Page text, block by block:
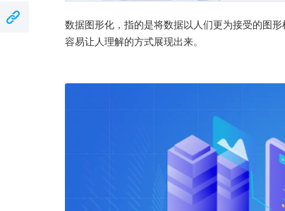
数据图形化，指的是将数据以人们更为接受的图
容易让人理解的方式展现出来。